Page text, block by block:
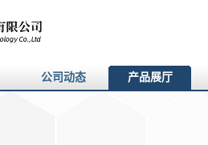
公司动态 产品展厅